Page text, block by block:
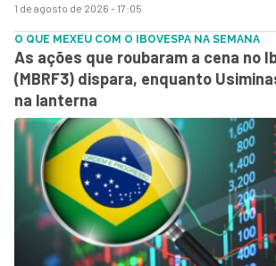
1 de agosto de 2026 - 17:05
O QUE MEXEU COM O IBOVESPA NA SEMANA
As ações que roubaram a cena no
(MBRF3) dispara, enquanto
na lanterna